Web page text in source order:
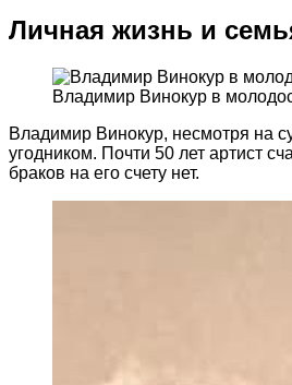
Личная жизнь и
Владимир Винокур в
Владимир Винокур, несмотря на
угодником. Почти 50 лет артист
браков на его счету нет.